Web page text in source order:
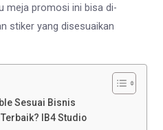
meja promosi ini bisa di-
stiker yang disesuaikan
Sesuai Bisnis
IB4 Studio